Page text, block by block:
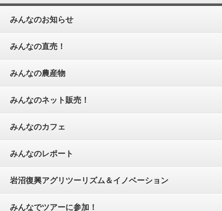
みんなのお知らせ
みんなの直売！
みんなの農産物
みんなのネット販売！
みんなのカフェ
みんなのレポート
岩沼復興アグリツーリズム＆イノベーション
みんなでツアーに参加！